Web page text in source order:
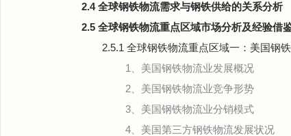
2.4 全球钢铁物流需求与钢铁供给的关系分析
2.5 全球钢铁物流重点区域市场分析及经验借
2.5.1 全球钢铁物流重点区域一：美国钢
1、美国钢铁物流业发展概况
2、美国钢铁物流业竞争形势
3、美国钢铁物流业分销模式
4、美国第三方钢铁物流发展状况